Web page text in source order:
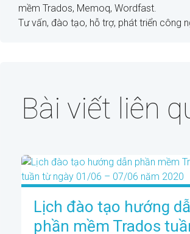
mềm Trados, Memoq, Wordfast.
Tư vấn, đào tạo, hỗ trợ, phát triển công
Bài viết liên
Lịch đào tạo hướng
phần mềm Trados